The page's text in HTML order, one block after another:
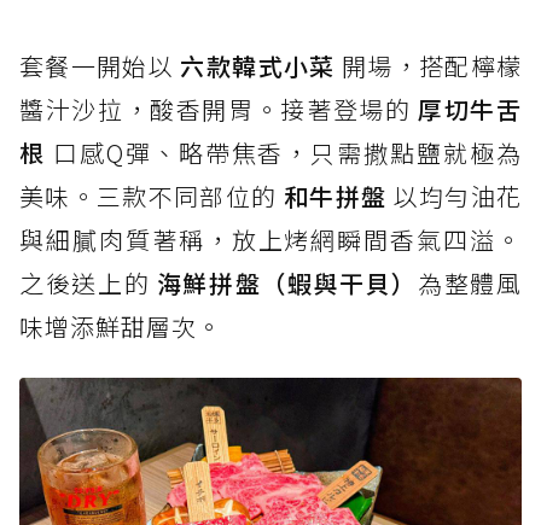
套餐一開始以 六款韓式小菜 開場，搭配檸檬
醬汁沙拉，酸香開胃。接著登場的厚切牛舌
根 口感Q彈、略帶焦香，只需撒點鹽就極為
美味。三款不同部位的 和牛拼盤 以均勻油花
與細膩肉質著稱，放上烤網瞬間香氣四溢。
之後送上的 海鮮拼盤（蝦與干貝） 為整體風
味增添鮮甜層次。